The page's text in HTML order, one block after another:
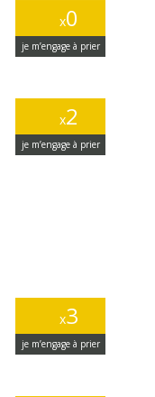
x0
je m’engage à prier
x2
je m’engage à prier
x3
je m’engage à prier